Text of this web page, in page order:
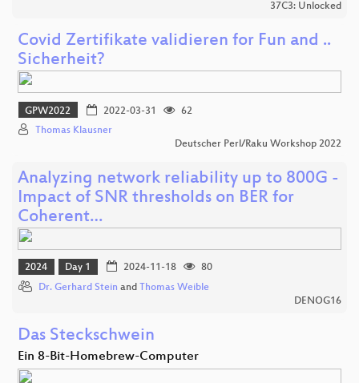
37C3: Unlocked
Covid Zertifikate validieren for Fun and ..
Sicherheit?
GPW2022 2022-03-31
62
Thomas Klausner
Deutscher Perl/Raku Workshop 2022
Analyzing network reliability up to 800G -
Impact of SNR thresholds on BER for
Coherent…
2024 Day 1 2024-11-18
80
Dr. Gerhard Stein and Thomas Weible
DENOG16
Das Steckschwein
Ein 8-Bit-Homebrew-Computer